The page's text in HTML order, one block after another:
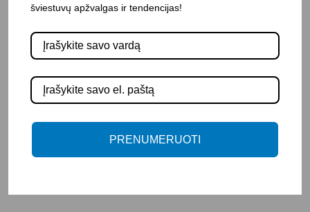
SPALVA Pasirinkite savybę
Į KREPŠELĮ
šviestuvų apžvalgas ir tendencijas!
PRENUMERUOTI